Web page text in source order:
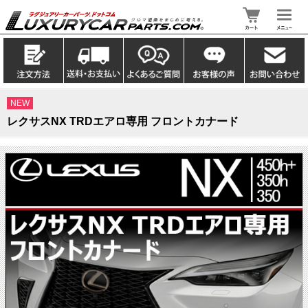
NEW
レクサスNX TRDエアロ専用 フロントカナード